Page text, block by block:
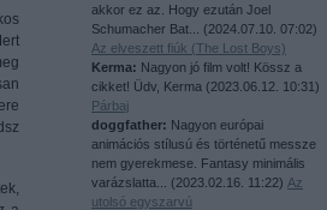
akkor ez az. Hogy ezután Joel
Schumacher Bat... (2024.07.10. 07:02)
Az elveszett fiúk (The Lost Boys)
Kerma: Nagyon jó film volt! Kössz a
cikket! Üdv, Kerma (2023.06.12. 10:31)
Párbaj
doggfather: Nagyon európai
animációs stílusú és történetű messze
nem gyerekmese. Fantasy minimális
varázslatta... (2023.02.16. 11:22) Az
utolsó egyszarvú